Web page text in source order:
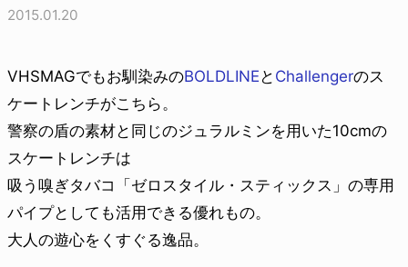
2015.01.20
VHSMAGでもお馴染みのBOLDLINE と Challengerのス
ケートレンチがこちら。
警察の盾の素材と同じのジュラルミンを用いた10cmの
スケートレンチは
吸う嗅ぎタバコ「ゼロスタイル・スティックス」の専用
パイプとしても活用できる優れもの。
大人の遊心をくすぐる逸品。